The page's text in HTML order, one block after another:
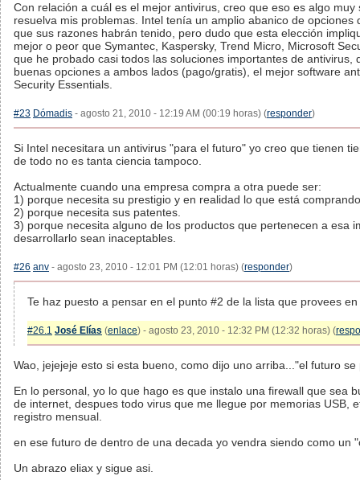
Con relación a cuál es el mejor antivirus, creo que eso es algo
resuelva mis problemas. Intel tenía un amplio abanico de
que sus razones habrán tenido, pero dudo que esta elección
mejor o peor que Symantec, Kaspersky, Trend Micro, Microsoft
que he probado casi todos las soluciones importantes de
buenas opciones a ambos lados (pago/gratis), el mejor software
Security Essentials.
#23 Dómadis - agosto 21, 2010 - 12:19 AM (00:19 horas) (responder)
Si Intel necesitara un antivirus "para el futuro" yo creo que tienen
de todo no es tanta ciencia tampoco.
Actualmente cuando una empresa compra a otra puede ser:
1) porque necesita su prestigio y en realidad lo que está
2) porque necesita sus patentes.
3) porque necesita alguno de los productos que pertenecen a esa
desarrollarlo sean inaceptables.
#26 anv - agosto 23, 2010 - 12:01 PM (12:01 horas) (responder)
Te haz puesto a pensar en el punto #2 de la lista que provees
#26.1 José Elías (enlace) - agosto 23, 2010 - 12:32 PM (12:32 horas) (
Wao, jejejeje esto si esta bueno, como dijo uno arriba..."el futuro
En lo personal, yo lo que hago es que instalo una firewall que sea
de internet, despues todo virus que me llegue por memorias USB,
registro mensual.
en ese futuro de dentro de una decada yo vendra siendo como un
Un abrazo eliax y sigue asi.